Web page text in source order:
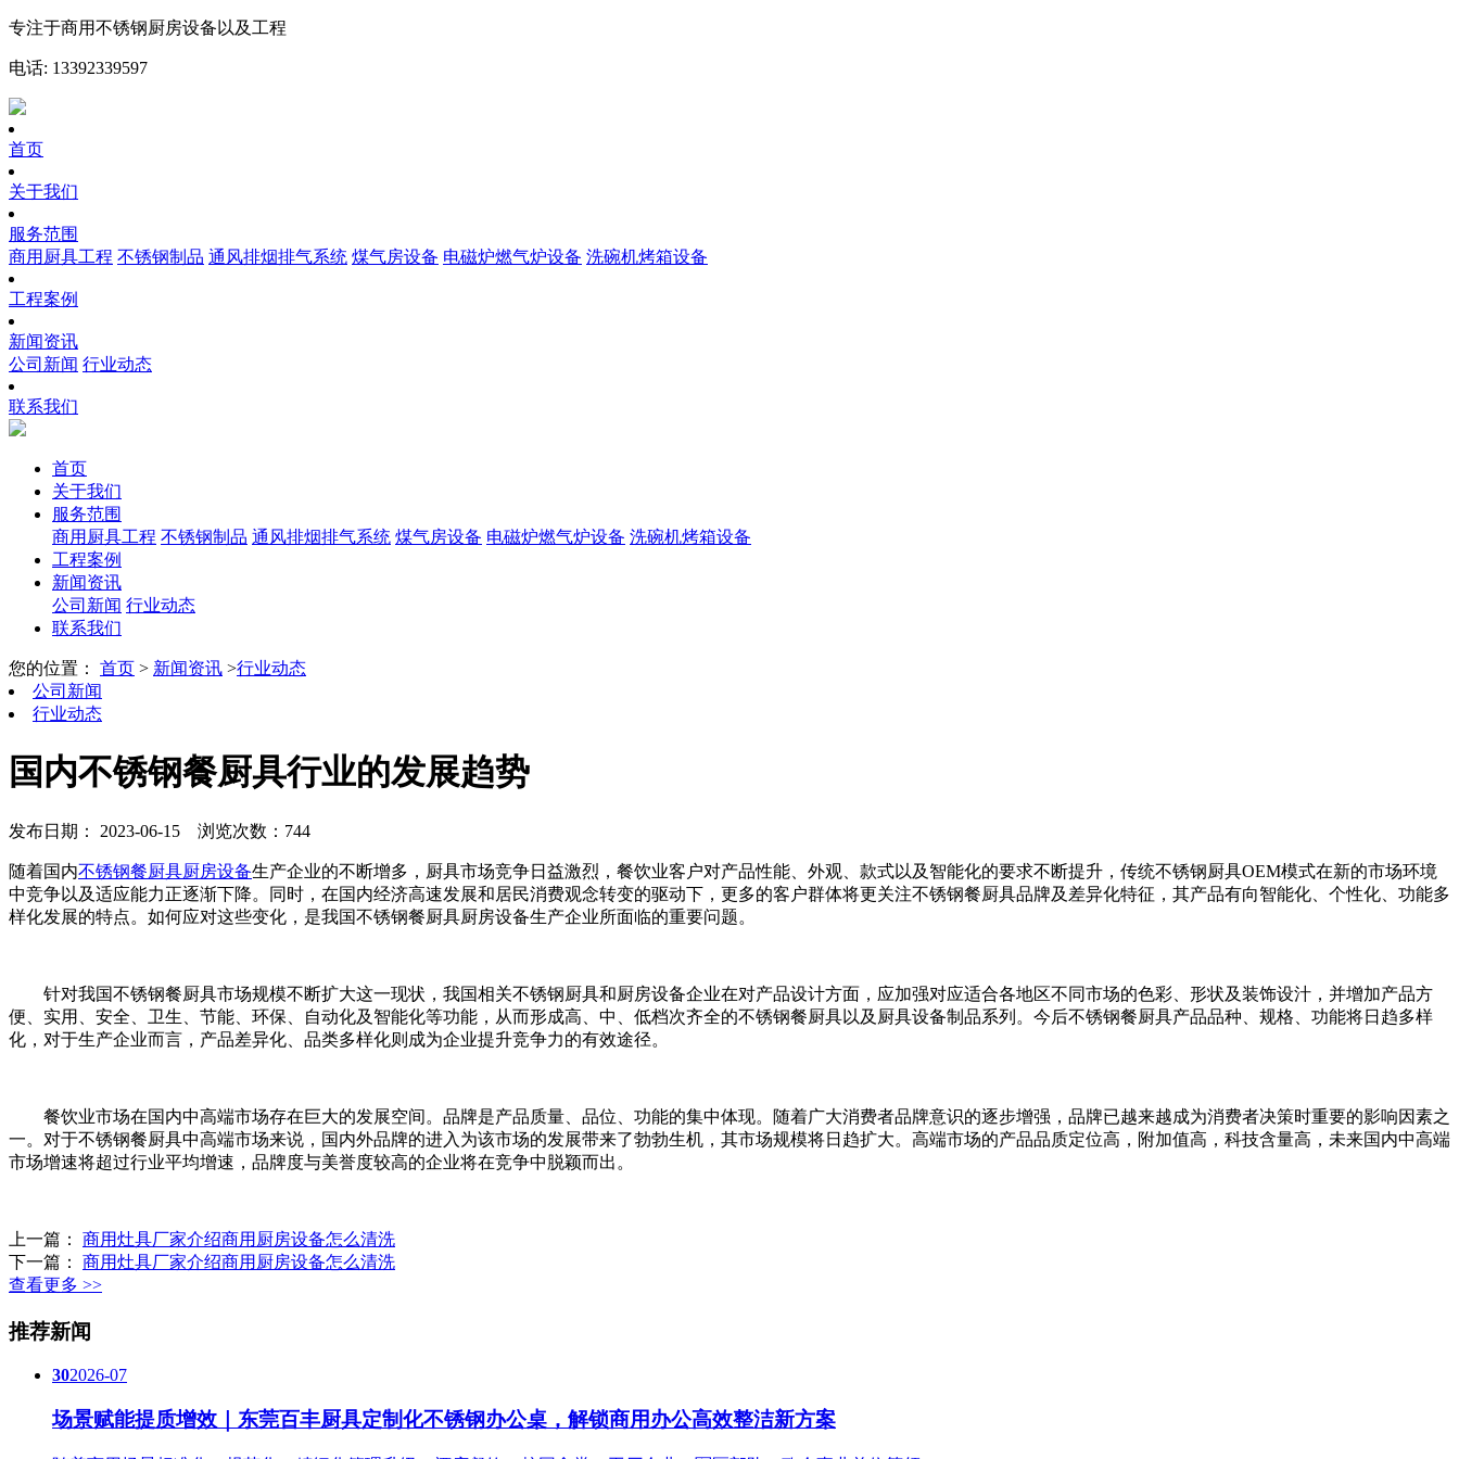
专注于商用不锈钢厨房设备以及工程
电话: 13392339597
首页
关于我们
服务范围
商用厨具工程 不锈钢制品 通风排烟排气系统 煤气房设备 电磁炉燃气炉设备 洗碗机烤箱设备
工程案例
新闻资讯
公司新闻 行业动态
联系我们
首页
关于我们
服务范围
商用厨具工程 不锈钢制品 通风排烟排气系统 煤气房设备 电磁炉燃气炉设备 洗碗机烤箱设备
工程案例
新闻资讯
公司新闻 行业动态
联系我们
您的位置： 首页 > 新闻资讯 >行业动态
公司新闻
行业动态
国内不锈钢餐厨具行业的发展趋势
发布日期： 2023-06-15 浏览次数：744
随着国内不锈钢餐厨具厨房设备生产企业的不断增多，厨具市场竞争日益激烈，餐饮业客户对产品性能、外观、款式以及智能化的要求不断提升，传统不锈钢厨具OEM模式在新的市场环境
中竞争以及适应能力正逐渐下降。同时，在国内经济高速发展和居民消费观念转变的驱动下，更多的客户群体将更关注不锈钢餐厨具品牌及差异化特征，其产品有向智能化、个性化、功能多
样化发展的特点。如何应对这些变化，是我国不锈钢餐厨具厨房设备生产企业所面临的重要问题。
针对我国不锈钢餐厨具市场规模不断扩大这一现状，我国相关不锈钢厨具和厨房设备企业在对产品设计方面，应加强对应适合各地区不同市场的色彩、形状及装饰设汁，并增加产品方
便、实用、安全、卫生、节能、环保、自动化及智能化等功能，从而形成高、中、低档次齐全的不锈钢餐厨具以及厨具设备制品系列。今后不锈钢餐厨具产品品种、规格、功能将日趋多样
化，对于生产企业而言，产品差异化、品类多样化则成为企业提升竞争力的有效途径。
餐饮业市场在国内中高端市场存在巨大的发展空间。品牌是产品质量、品位、功能的集中体现。随着广大消费者品牌意识的逐步增强，品牌已越来越成为消费者决策时重要的影响因素之
一。对于不锈钢餐厨具中高端市场来说，国内外品牌的进入为该市场的发展带来了勃勃生机，其市场规模将日趋扩大。高端市场的产品品质定位高，附加值高，科技含量高，未来国内中高端
市场增速将超过行业平均增速，品牌度与美誉度较高的企业将在竞争中脱颖而出。
上一篇： 商用灶具厂家介绍商用厨房设备怎么清洗
下一篇： 商用灶具厂家介绍商用厨房设备怎么清洗
查看更多 >>
推荐新闻
302026-07
场景赋能提质增效｜东莞百丰厨具定制化不锈钢办公桌，解锁商用办公高效整洁新方案